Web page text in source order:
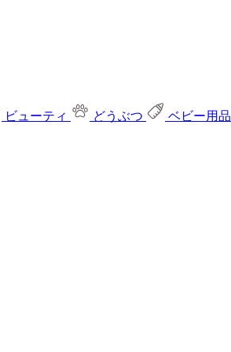
ビューティ どうぶつ ベビー用品